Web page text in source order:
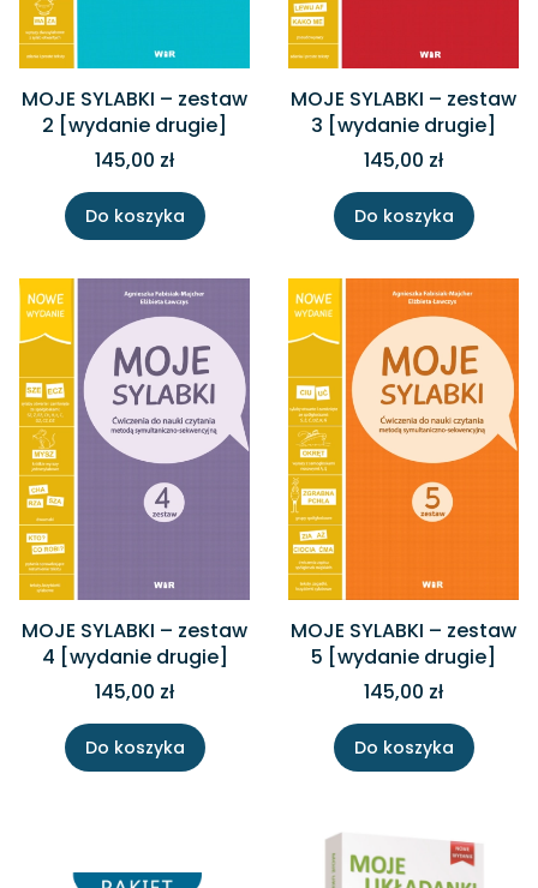
MOJE SYLABKI – zestaw
2 [wydanie drugie]
145,00 zł
Do koszyka
MOJE SYLABKI – zestaw
3 [wydanie drugie]
145,00 zł
Do koszyka
MOJE SYLABKI – zestaw
4 [wydanie drugie]
145,00 zł
Do koszyka
MOJE SYLABKI – zestaw
5 [wydanie drugie]
145,00 zł
Do koszyka